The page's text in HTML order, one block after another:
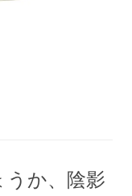
うか、陰影